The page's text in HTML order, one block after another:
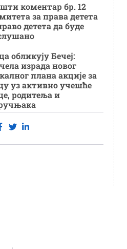
коментар бр. 12
за права детета
детета да буде
обликују Бечеј:
израда новог
плана акције за
уз активно учешће
родитеља и